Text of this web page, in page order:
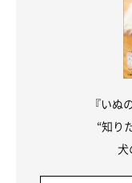
『いぬ
“知り
犬